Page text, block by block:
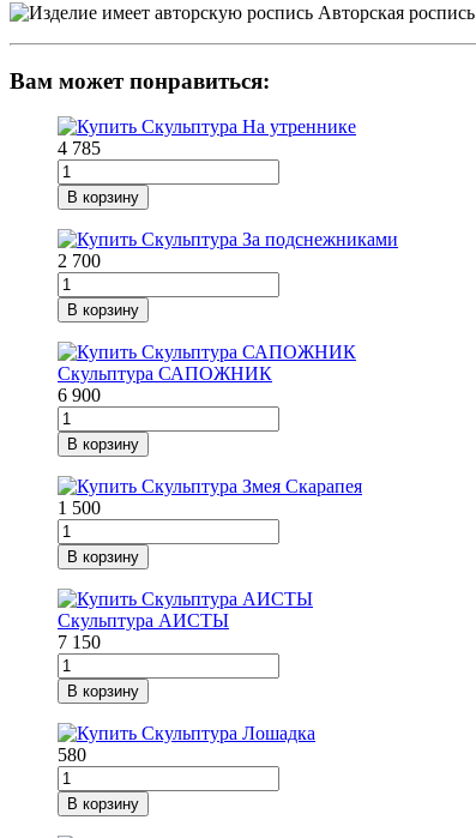
Авторская роспись
Вам может понравиться:
4 785
В корзину
2 700
В корзину
Скульптура САПОЖНИК
6 900
В корзину
1 500
В корзину
Скульптура АИСТЫ
7 150
В корзину
580
В корзину